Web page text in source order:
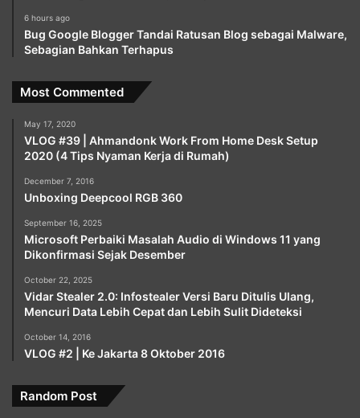
6 hours ago
Bug Google Blogger Tandai Ratusan Blog sebagai Malware,
Sebagian Bahkan Terhapus
Most Commented
May 17, 2020
VLOG #39 | Ahmandonk Work From Home Desk Setup
2020 (4 Tips Nyaman Kerja di Rumah)
December 7, 2016
Unboxing Deepcool RGB 360
September 16, 2025
Microsoft Perbaiki Masalah Audio di Windows 11 yang
Dikonfirmasi Sejak Desember
October 22, 2025
Vidar Stealer 2.0: Infostealer Versi Baru Ditulis Ulang,
Mencuri Data Lebih Cepat dan Lebih Sulit Dideteksi
October 14, 2016
VLOG #2 | Ke Jakarta 8 Oktober 2016
Random Post